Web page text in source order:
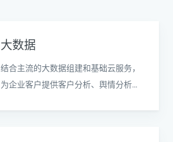
大数据
结合主流的大数据组建和基础云服务，
为企业客户提供客户分析、舆情分析、